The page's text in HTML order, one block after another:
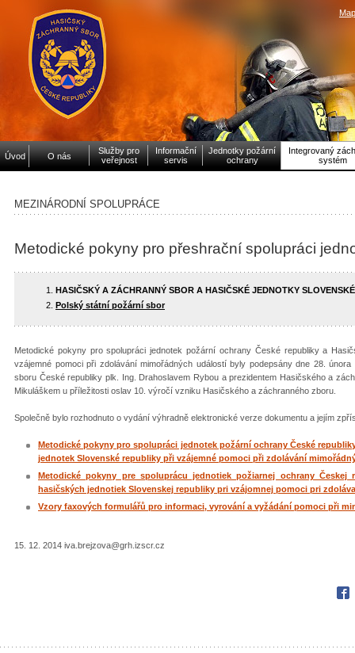
Úvod O nás
Služby pro
veřejnost
Informační
servis
Jednotky požární
ochrany
Integrovaný
systém
MEZINÁRODNÍ SPOLUPRÁCE
Metodické pokyny pro přeshrační spolupráci
HASIČSKÝ A ZÁCHRANNÝ SBOR A HASIČSKÉ JEDNOTKY
Polský státní požární sbor
Metodické pokyny pro spolupráci jednotek požární ochrany České republiky a
vzájemné pomoci při zdolávání mimořádných událostí byly podepsány dne 28.
sboru České republiky plk. Ing. Drahoslavem Rybou a prezidentem Hasičského a
Mikuláškem u příležitosti oslav 10. výročí vzniku Hasičského a záchranného zboru.
Společně bylo rozhodnuto o vydání výhradně elektronické verze dokumentu a jejím
Metodické pokyny pro spolupráci jednotek požární ochrany České
jednotek Slovenské republiky při vzájemné pomoci při zdolávání
Metodické pokyny pre spoluprácu jednotiek požiarnej ochrany
hasičských jednotiek Slovenskej republiky pri vzájomnej pomoci pri
Vzory faxových formulářů pro informaci, vyrování a vyžádání pomoci při
15. 12. 2014 iva.brejzova@grh.izscr.cz